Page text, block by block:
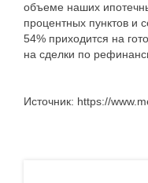
объеме наших
процентных пунктов и
54% приходится на
на сделки по
Источник: https://